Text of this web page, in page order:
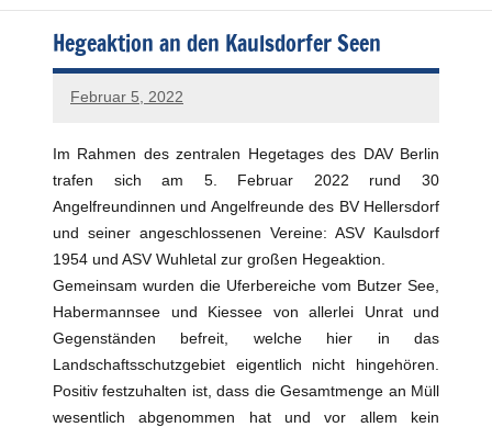
Hegeaktion an den Kaulsdorfer Seen
Februar 5, 2022
admin
Im Rahmen des zentralen Hegetages des DAV Berlin
trafen sich am 5. Februar 2022 rund 30
Angelfreundinnen und Angelfreunde des BV Hellersdorf
und seiner angeschlossenen Vereine: ASV Kaulsdorf
1954 und ASV Wuhletal zur großen Hegeaktion.
Gemeinsam wurden die Uferbereiche vom Butzer See,
Habermannsee und Kiessee von allerlei Unrat und
Gegenständen befreit, welche hier in das
Landschaftsschutzgebiet eigentlich nicht hingehören.
Positiv festzuhalten ist, dass die Gesamtmenge an Müll
wesentlich abgenommen hat und vor allem kein